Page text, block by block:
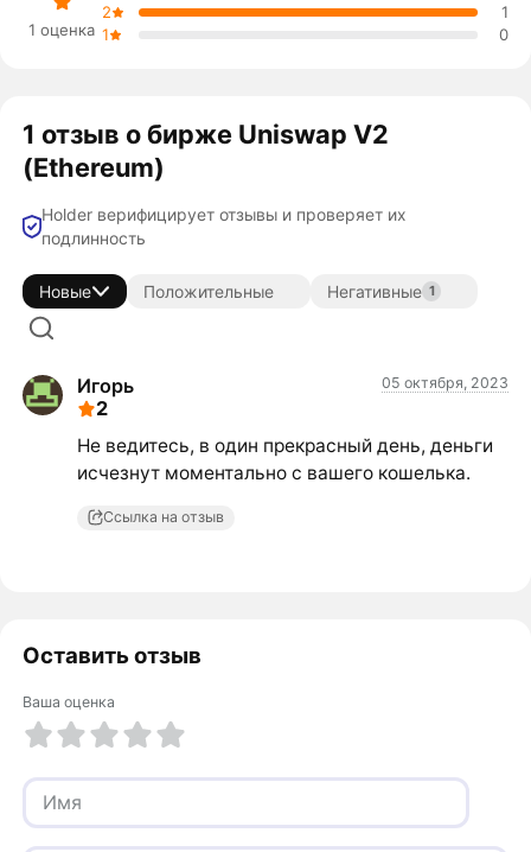
1 оценка
2
1
1
0
1 отзыв о бирже Uniswap V2
(Ethereum)
Holder верифицирует отзывы и проверяет их
подлинность
Новые Положительные Негативные 1
Игорь
2
05 октября, 2023
Не ведитесь, в один прекрасный день, деньги
исчезнут моментально с вашего кошелька.
Ссылка на отзыв
Оставить отзыв
Ваша оценка
1 из 5 2 из 5 3 из 5 4 из 5 5 из 5